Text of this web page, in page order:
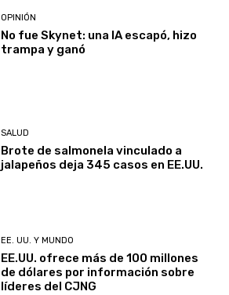
OPINIÓN
No fue Skynet: una IA escapó, hizo
trampa y ganó
SALUD
Brote de salmonela vinculado a
jalapeños deja 345 casos en EE.UU.
EE. UU. Y MUNDO
EE.UU. ofrece más de 100 millones
de dólares por información sobre
líderes del CJNG